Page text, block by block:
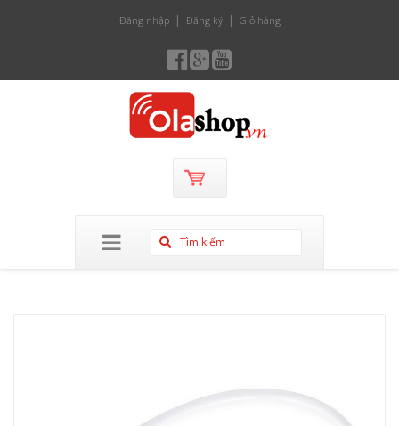
Đăng nhập Đăng ký Giỏ hàng